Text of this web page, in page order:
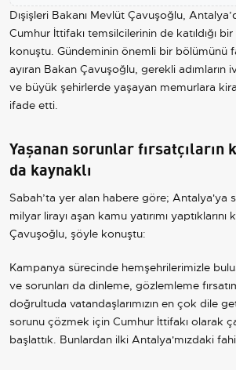
Dışişleri Bakanı Mevlüt Çavuşoğlu,
Cumhur İttifakı temsilcilerinin de katıldığı bir
konuştu. Gündeminin önemli bir bölümünü
ayıran Bakan Çavuşoğlu, gerekli adımların
ve büyük şehirlerde yaşayan memurlara
ifade etti.
Yaşanan sorunlar fırsatçıların
da kaynaklı
Sabah’ta yer alan habere göre; Antalya'ya
milyar lirayı aşan kamu yatırımı yaptıklarını
Çavuşoğlu, şöyle konuştu:
Kampanya sürecinde hemşehrilerimizle
ve sorunları da dinleme, gözlemleme
doğrultuda vatandaşlarımızın en çok dile
sorunu çözmek için Cumhur İttifakı olarak
başlattık. Bunlardan ilki Antalya'mızdaki